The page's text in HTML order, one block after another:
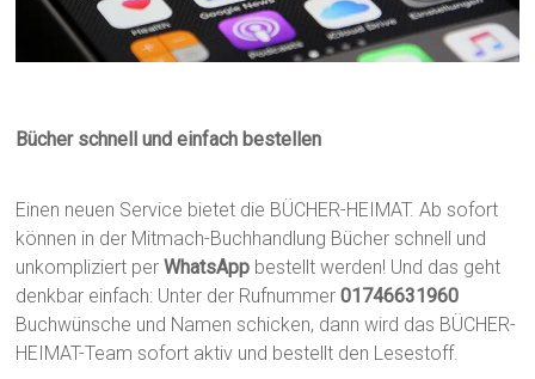
Bücher schnell und einfach bestellen
Einen neuen Service bietet die BÜCHER-HEIMAT. Ab sofort
können in der Mitmach-Buchhandlung Bücher schnell und
unkompliziert perWhatsApp bestellt werden! Und das geht
denkbar einfach: Unter der Rufnummer01746631960
Buchwünsche und Namen schicken, dann wird das BÜCHER-
HEIMAT-Team sofort aktiv und bestellt den Lesestoff.